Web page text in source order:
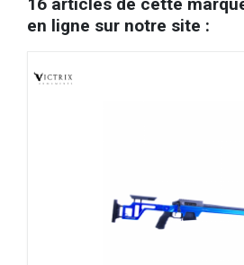
16 articles de cette
en ligne sur notre site :